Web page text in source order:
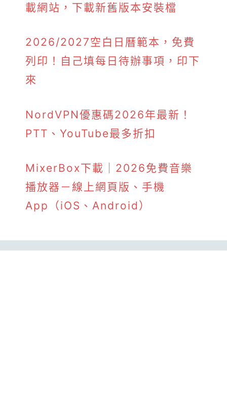
載網站，下載新舊版本安裝檔
2026/2027空白日曆範本，免費
列印！自己填每日待辦事項，印下
來
NordVPN優惠碼2026年最新！
PTT、YouTube最多折扣
MixerBox下載｜2026免費音樂
播放器－線上網頁版、手機
App（iOS、Android）